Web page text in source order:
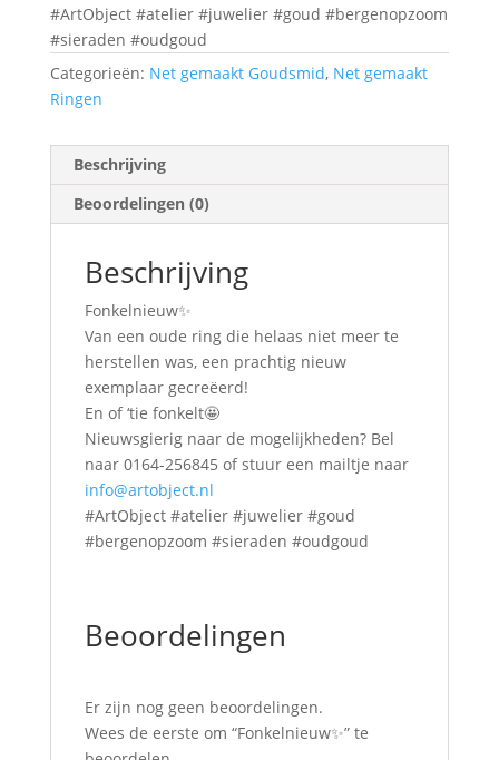
#ArtObject #atelier #juwelier #goud #bergenopzoom
#sieraden #oudgoud
Categorieën: Net gemaakt Goudsmid, Net gemaakt
Ringen
Beschrijving
Beoordelingen (0)
Beschrijving
Fonkelnieuw✨
Van een oude ring die helaas niet meer te
herstellen was, een prachtig nieuw
exemplaar gecreëerd!
En of ‘tie fonkelt🤩
Nieuwsgierig naar de mogelijkheden? Bel
naar 0164-256845 of stuur een mailtje naar
info@artobject.nl
#ArtObject #atelier #juwelier #goud
#bergenopzoom #sieraden #oudgoud
Beoordelingen
Er zijn nog geen beoordelingen.
Wees de eerste om “Fonkelnieuw✨” te